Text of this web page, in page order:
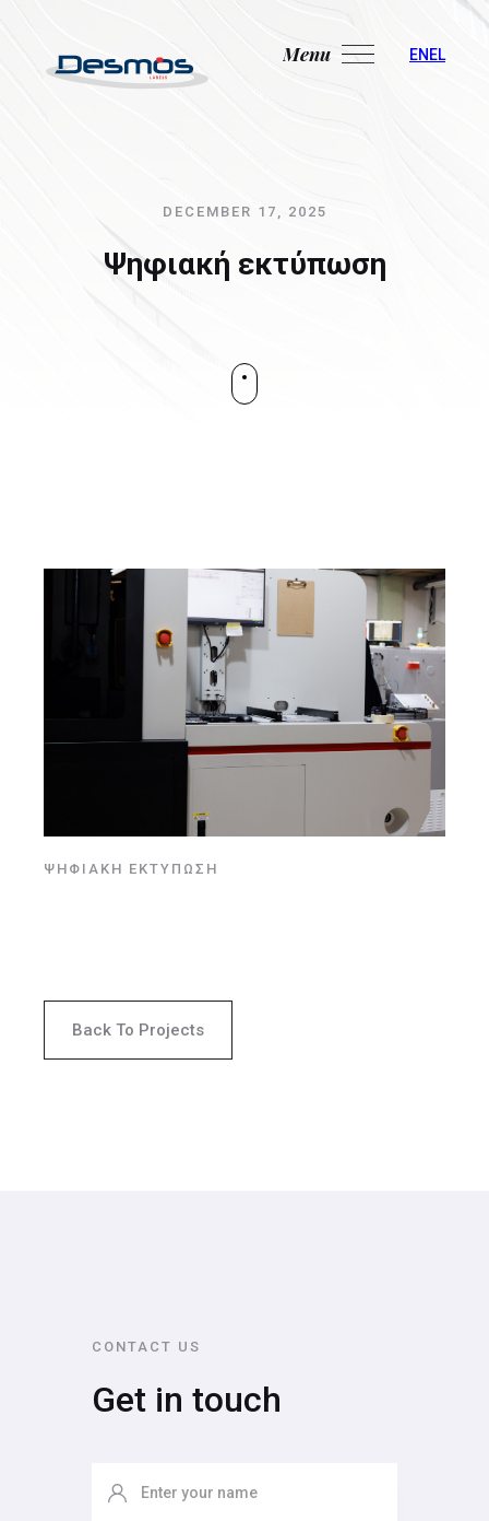
Menu
Close EN EL
DECEMBER 17, 2025
Ψηφιακή εκτύπωση
ΨΗΦΙΑΚΉ ΕΚΤΎΠΩΣΗ
Back To Projects
CONTACT US
Get in touch